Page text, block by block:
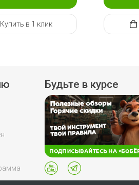
Купить в 1 клик
Будьте в курсе